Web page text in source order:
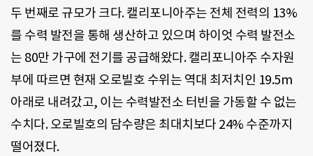
두 번째로 규모가 크다. 캘리포니아주는 전체 전력의 13%
를 수력 발전을 통해 생산하고 있으며 하이엇 수력 발전소
는 80만 가구에 전기를 공급해왔다. 캘리포니아주 수자원
부에 따르면 현재 오로빌호 수위는 역대 최저치인 19.5m
아래로 내려갔고, 이는 수력발전소 터빈을 가동할 수 없는
수치다. 오로빌호의 담수량은 최대치보다 24% 수준까지
떨어졌다.